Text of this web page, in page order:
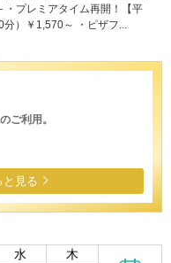
レミアタイム再開！【平
）￥1,570～ ・ピザフ...
ご利用。
と見る
水 木